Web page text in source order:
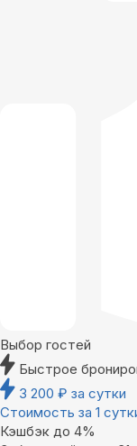
Выбор гостей
Быстрое
3 200 ₽ за сутки
Стоимость за 1
Кэшбэк до 4%